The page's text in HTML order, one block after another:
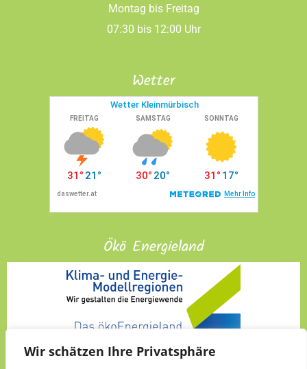
Wir schätzen Ihre Privatsphäre
Montag bis Freitag
07:30 bis 12:00 Uhr
Wetter
Ökö Energieland